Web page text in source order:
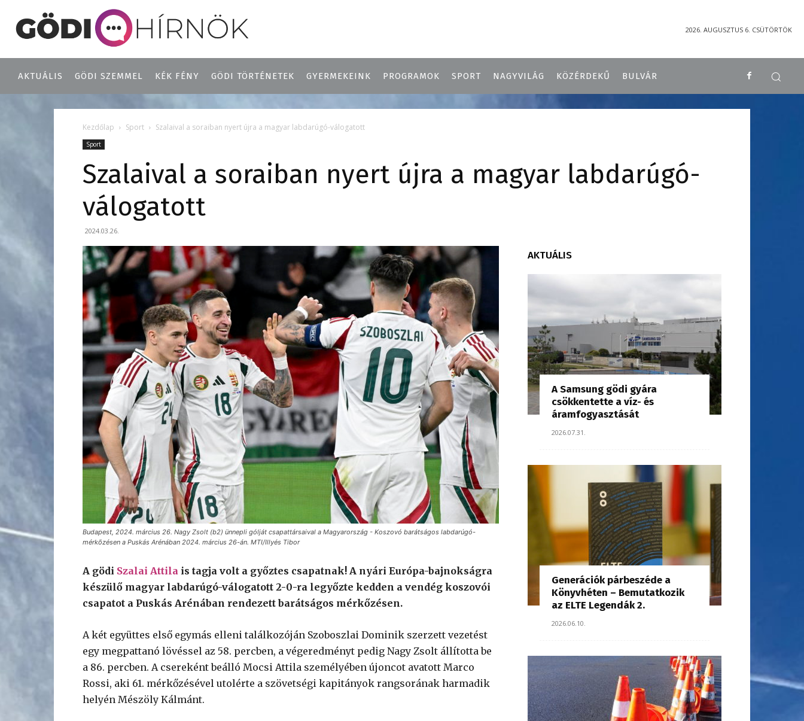
2026. AUGUSZTUS 6. CSÜTÖRTÖK
AKTUÁLIS GÖDI SZEMMEL KÉK FÉNY GÖDI TÖRTÉNETEK GYERMEKEINK PROGRAMOK SPORT NAGYVILÁG KÖZÉRDEKŰ BULVÁR
Kezdőlap Sport Szalaival a soraiban nyert újra a magyar labdarúgó-válogatott
Sport
Szalaival a soraiban nyert újra a magyar labdarúgó-
válogatott
2024.03.26.
Budapest, 2024. március 26. Nagy Zsolt (b2) ünnepli gólját csapattársaival a Magyarország - Koszovó barátságos labdarúgó-
mérkõzésen a Puskás Arénában 2024. március 26-án. MTI/Illyés Tibor
A gödi Szalai Attila is tagja volt a győztes csapatnak! A nyári Európa-bajnokságra
készülő magyar labdarúgó-válogatott 2-0-ra legyőzte kedden a vendég koszovói
csapatot a Puskás Arénában rendezett barátságos mérkőzésen.
A két együttes első egymás elleni találkozóján Szoboszlai Dominik szerzett vezetést
egy megpattanó lövéssel az 58. percben, a végeredményt pedig Nagy Zsolt állította be
a 86. percben. A csereként beálló Mocsi Attila személyében újoncot avatott Marco
Rossi, aki 61. mérkőzésével utolérte a szövetségi kapitányok rangsorának harmadik
helyén Mészöly Kálmánt.
AKTUÁLIS
A Samsung gödi gyára
csökkentette a víz- és
áramfogyasztását
2026.07.31.
Generációk párbeszéde a
Könyvhéten – Bemutatkozik
az ELTE Legendák 2.
2026.06.10.